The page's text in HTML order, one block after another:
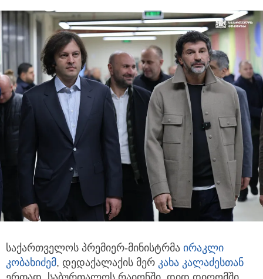
საქართველოს პრემიერ-მინისტრმა ირაკლი
კობახიძემ, დედაქალაქის მერ კახა კალაძესთან